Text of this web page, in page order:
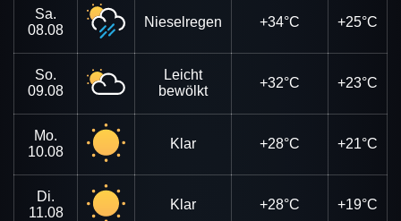
Sa.
08.08
Nieselregen +34°C +25°C
So.
09.08
Leicht
bewölkt
+32°C +23°C
Mo.
10.08
Klar +28°C +21°C
Di.
11.08
Klar +28°C +19°C